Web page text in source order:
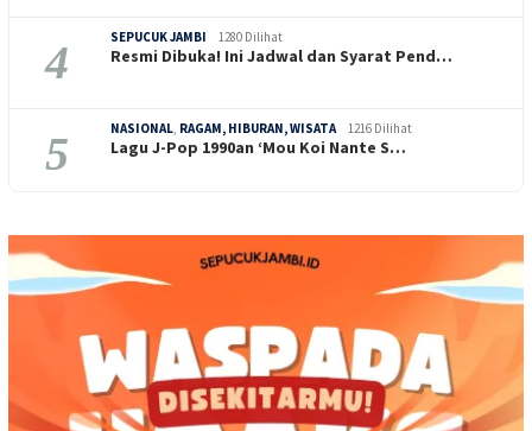
4 SEPUCUK JAMBI 1280 Dilihat
Resmi Dibuka! Ini Jadwal dan Syarat Pend…
5 NASIONAL, RAGAM, HIBURAN, WISATA 1216 Dilihat
Lagu J-Pop 1990an ‘Mou Koi Nante S…